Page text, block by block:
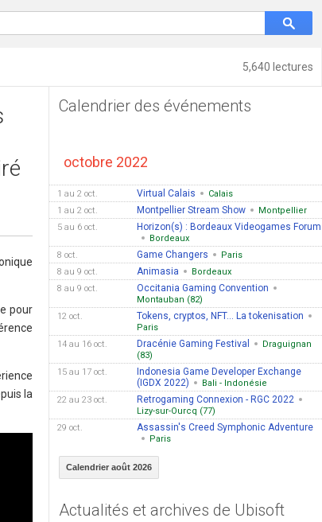
5,640 lectures
pour
la
Calendrier des événements
octobre 2022
1 au 2 oct. Virtual Calais
Calais
1 au 2 oct.
Montpellier Stream Show
Montpellier
5 au 6 oct.
Horizon(s) : Bordeaux Videogames Forum
Bordeaux
8 oct.
Game Changers
Paris
8 au 9 oct.
Animasia
Bordeaux
8 au 9 oct.
Occitania Gaming Convention
Montauban (82)
12 oct.
Tokens, cryptos, NFT... La tokenisation
Paris
14 au 16 oct.
Dracénie Gaming Festival
Draguignan
(83)
15 au 17 oct.
Indonesia Game Developer Exchange
(IGDX 2022)
Bali - Indonésie
22 au 23 oct.
Retrogaming Connexion - RGC 2022
Lizy-sur-Ourcq (77)
29 oct.
Assassin's Creed Symphonic Adventure
Paris
Calendrier août 2026
Actualités et archives de Ubisoft